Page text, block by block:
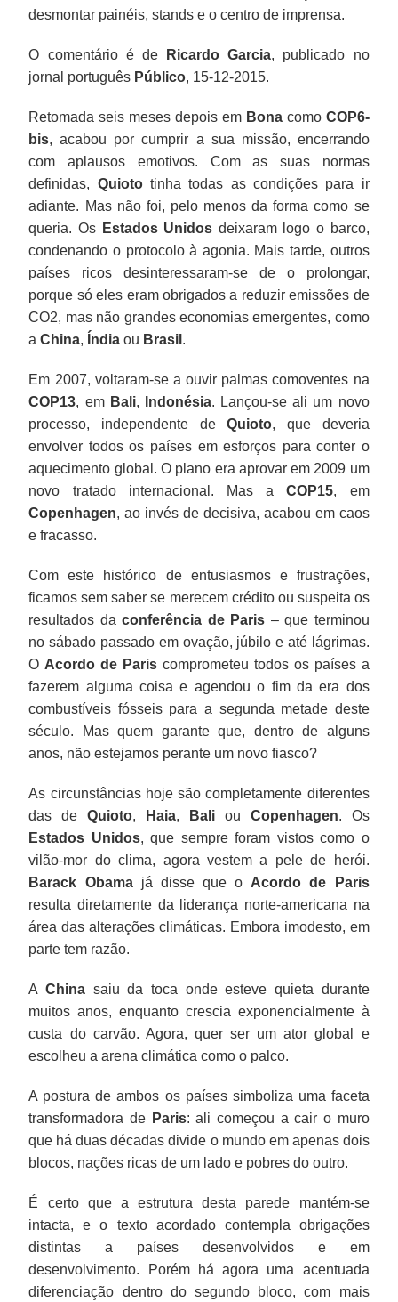
desmontar painéis, stands e o centro de imprensa.
O comentário é de Ricardo Garcia, publicado no
jornal português Público, 15-12-2015.
Retomada seis meses depois em Bonacomo COP6-
bis, acabou por cumprir a sua missão, encerrando
com aplausos emotivos. Com as suas normas
definidas, Quiototinha todas as condições para ir
adiante. Mas não foi, pelo menos da forma como se
queria. Os Estados Unidos deixaram logo o barco,
condenando o protocolo à agonia. Mais tarde, outros
países ricos desinteressaram-se de o prolongar,
porque só eles eram obrigados a reduzir emissões de
CO2, mas não grandes economias emergentes, como
aChina, Índia ou Brasil .
Em 2007, voltaram-se a ouvir palmas comoventes na
COP13, em Bali, Indonésia. Lançou-se ali um novo
processo, independente deQuioto, que deveria
envolver todos os países em esforços para conter o
aquecimento global. O plano era aprovar em 2009 um
novo tratado internacional. Mas aCOP15, em
Copenhagen, ao invés de decisiva, acabou em caos
e fracasso.
Com este histórico de entusiasmos e frustrações,
ficamos sem saber se merecem crédito ou suspeita os
resultados daconferência de Paris – que terminou
no sábado passado em ovação, júbilo e até lágrimas.
O Acordo de Paris comprometeu todos os países a
fazerem alguma coisa e agendou o fim da era dos
combustíveis fósseis para a segunda metade deste
século. Mas quem garante que, dentro de alguns
anos, não estejamos perante um novo fiasco?
As circunstâncias hoje são completamente diferentes
das deQuioto, Haia, Baliou Copenhagen. Os
Estados Unidos, que sempre foram vistos como o
vilão-mor do clima, agora vestem a pele de herói.
Barack Obamajá disse que o Acordo de Paris
resulta diretamente da liderança norte-americana na
área das alterações climáticas. Embora imodesto, em
parte tem razão.
AChina saiu da toca onde esteve quieta durante
muitos anos, enquanto crescia exponencialmente à
custa do carvão. Agora, quer ser um ator global e
escolheu a arena climática como o palco.
A postura de ambos os países simboliza uma faceta
transformadora de Paris: ali começou a cair o muro
que há duas décadas divide o mundo em apenas dois
blocos, nações ricas de um lado e pobres do outro.
É certo que a estrutura desta parede mantém-se
intacta, e o texto acordado contempla obrigações
distintas a países desenvolvidos e em
desenvolvimento. Porém há agora uma acentuada
diferenciação dentro do segundo bloco, com mais